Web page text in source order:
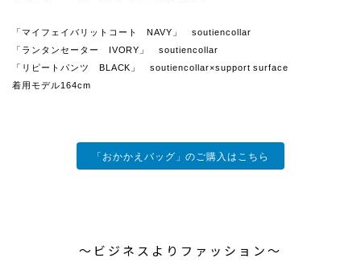
「マイフェイバリットコート NAVY」 soutiencollar
「ランタンセーター IVORY」 soutiencollar
「リピートパンツ BLACK」 soutiencollar×support surface
着用モデル164cm
「おかかえバッグ」のご購入はこちら
〜ビジネスよりファッション〜